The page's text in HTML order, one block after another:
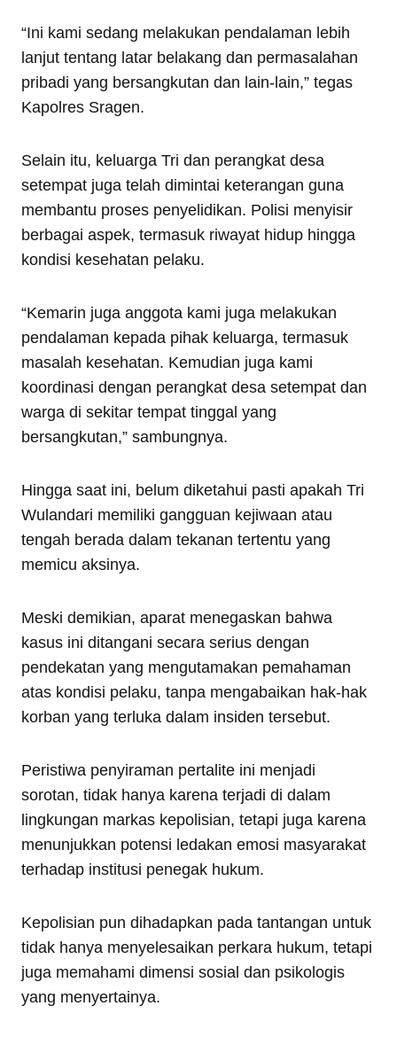
“Ini kami sedang melakukan pendalaman lebih
lanjut tentang latar belakang dan permasalahan
pribadi yang bersangkutan dan lain-lain,” tegas
Kapolres Sragen.
Selain itu, keluarga Tri dan perangkat desa
setempat juga telah dimintai keterangan guna
membantu proses penyelidikan. Polisi menyisir
berbagai aspek, termasuk riwayat hidup hingga
kondisi kesehatan pelaku.
“Kemarin juga anggota kami juga melakukan
pendalaman kepada pihak keluarga, termasuk
masalah kesehatan. Kemudian juga kami
koordinasi dengan perangkat desa setempat dan
warga di sekitar tempat tinggal yang
bersangkutan,” sambungnya.
Hingga saat ini, belum diketahui pasti apakah Tri
Wulandari memiliki gangguan kejiwaan atau
tengah berada dalam tekanan tertentu yang
memicu aksinya.
Meski demikian, aparat menegaskan bahwa
kasus ini ditangani secara serius dengan
pendekatan yang mengutamakan pemahaman
atas kondisi pelaku, tanpa mengabaikan hak-hak
korban yang terluka dalam insiden tersebut.
Peristiwa penyiraman pertalite ini menjadi
sorotan, tidak hanya karena terjadi di dalam
lingkungan markas kepolisian, tetapi juga karena
menunjukkan potensi ledakan emosi masyarakat
terhadap institusi penegak hukum.
Kepolisian pun dihadapkan pada tantangan untuk
tidak hanya menyelesaikan perkara hukum, tetapi
juga memahami dimensi sosial dan psikologis
yang menyertainya.